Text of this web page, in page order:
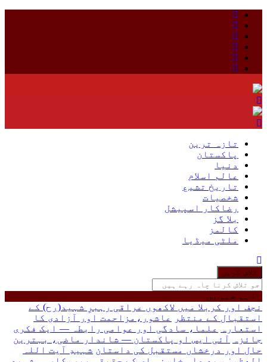
Skip
content
تازہ ترین
پاکستان
دنیا
عالم اسلام
تاریخ تشیع
شخصیات
رضاکار اسپیشل
بلا گز
کالمز
ملٹی میڈیا
جو
تلاش
کرنا
چاہ
رہے
ہیں
یہاں
لکھیں
اہم خبریں
نجف اور کربلا میں لاکھوں عراقی رہبرِ شہید(رح) کے
استقبال کے منتظر
عاشور،مزاحمت اور آزادی کا
استعارہ
علما، سادگی اور عوامی رابطہ — ایک فکری
جائزہ
آئی ایس او پاکستان — شاندار ماضی، بہترین
حال اور درخشاں مستقبل کی داستان شہیدِ آیت اللہ